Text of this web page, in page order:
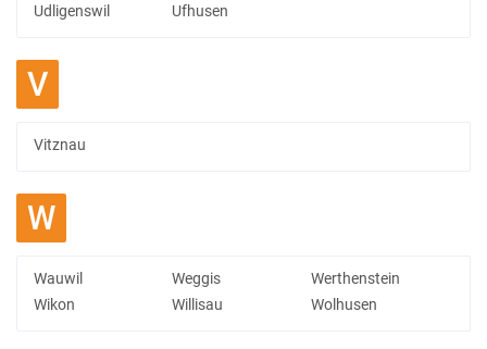
Udligenswil Ufhusen
V
Vitznau
W
Wauwil Weggis
Werthenstein
Wikon
Willisau Wolhusen